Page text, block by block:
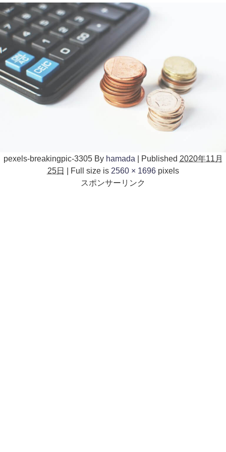
pexels-breakingpic-3305 By hamada Published 2020年11月
25日
Full size is 2560 × 1696pixels
スポンサーリンク